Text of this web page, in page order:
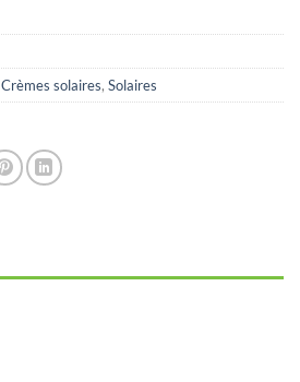
Crèmes solaires, Solaires